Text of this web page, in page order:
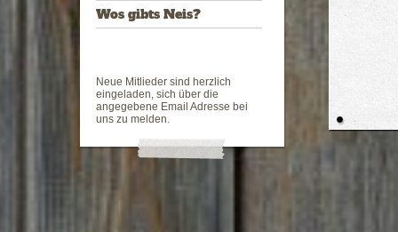
Wos gibts Neis?
Neue Mitlieder sind herzlich
eingeladen, sich über die
angegebene Email Adresse bei
uns zu melden.